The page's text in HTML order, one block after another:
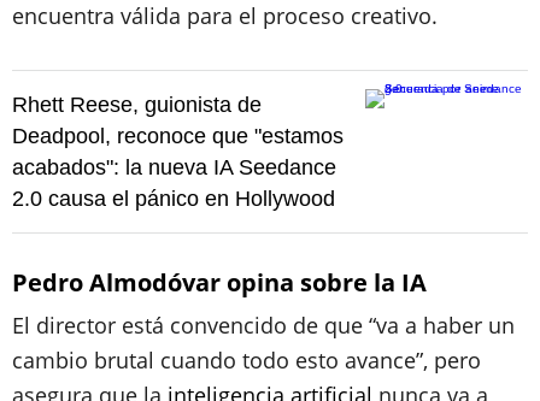
encuentra válida para el proceso creativo.
Rhett Reese, guionista de
Deadpool, reconoce que "estamos
acabados": la nueva IA Seedance
2.0 causa el pánico en Hollywood
Pedro Almodóvar opina sobre la IA
El director está convencido de que “va a haber un
cambio brutal cuando todo esto avance”, pero
asegura que la inteligencia artificial nunca va a